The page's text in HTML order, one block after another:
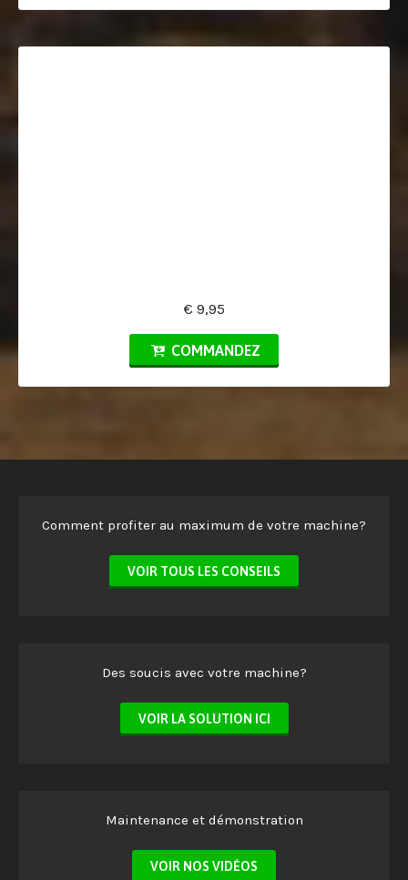
€ 9,95
COMMANDEZ
Comment profiter au maximum de votre machine?
VOIR TOUS LES CONSEILS
Des soucis avec votre machine?
VOIR LA SOLUTION ICI
Maintenance et démonstration
VOIR NOS VIDÉOS